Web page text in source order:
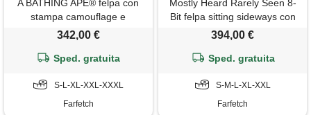
A BATHING APE® felpa con
stampa camouflage e
cappuccio - blu
342,00 €
Sped. gratuita
S-L-XL-XXL-XXXL
Farfetch
Mostly Heard Rarely Seen 8-
Bit felpa sitting sideways con
stampa grafica - blu
394,00 €
Sped. gratuita
S-M-L-XL-XXL
Farfetch